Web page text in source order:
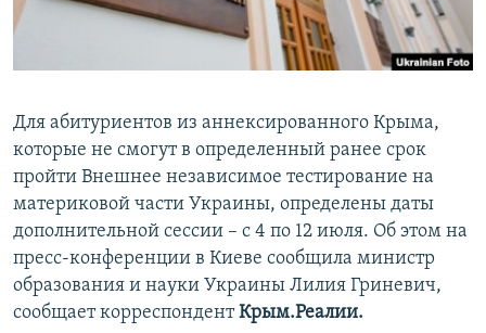
ПОБЕДИТЕЛЕЙ НЕ СУДЯТ?
УКРАИНСКАЯ ПРОБЛЕМА КРЫМА
ПРИСОЕДИНЯЙТЕСЬ!
Все сайты RFE/RL
Для абитуриентов из аннексированного Крыма,
которые не смогут в определенный ранее срок
пройти Внешнее независимое тестирование на
материковой части Украины, определены даты
дополнительной сессии – с 4 по 12 июля. Об этом на
пресс-конференции в Киеве сообщила министр
образования и науки Украины Лилия Гриневич,
сообщает корреспондентКрым.Реалии.